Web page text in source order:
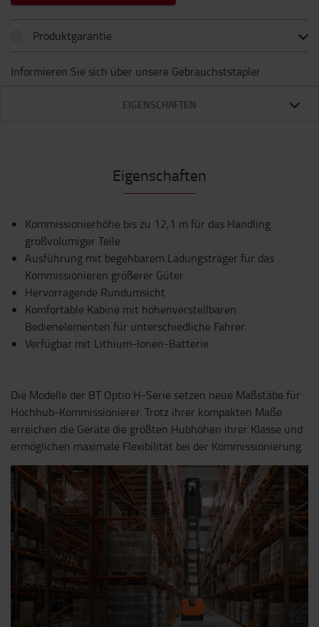
Produktgarantie
Informieren Sie sich über unsere Gebrauchststapler
EIGENSCHAFTEN
Eigenschaften
Kommissionierhöhe bis zu 12,1 m für das Handling
großvolumiger Teile
Ausführung mit begehbarem Ladungsträger für das
Kommissionieren größerer Güter
Hervorragende Rundumsicht
Komfortable Kabine mit höhenverstellbaren
Bedienelementen für unterschiedliche Fahrer.
Verfügbar mit Lithium-Ionen-Batterie
Die Modelle der BT Optio H-Serie setzen neue Maßstäbe für
Hochhub-Kommissionierer. Trotz ihrer kompakten Maße
erreichen die Geräte die größten Hubhöhen ihrer Klasse und
ermöglichen maximale Flexibilität bei der Kommissionierung.